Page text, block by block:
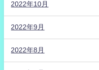
2022年10月
2022年9月
2022年8月